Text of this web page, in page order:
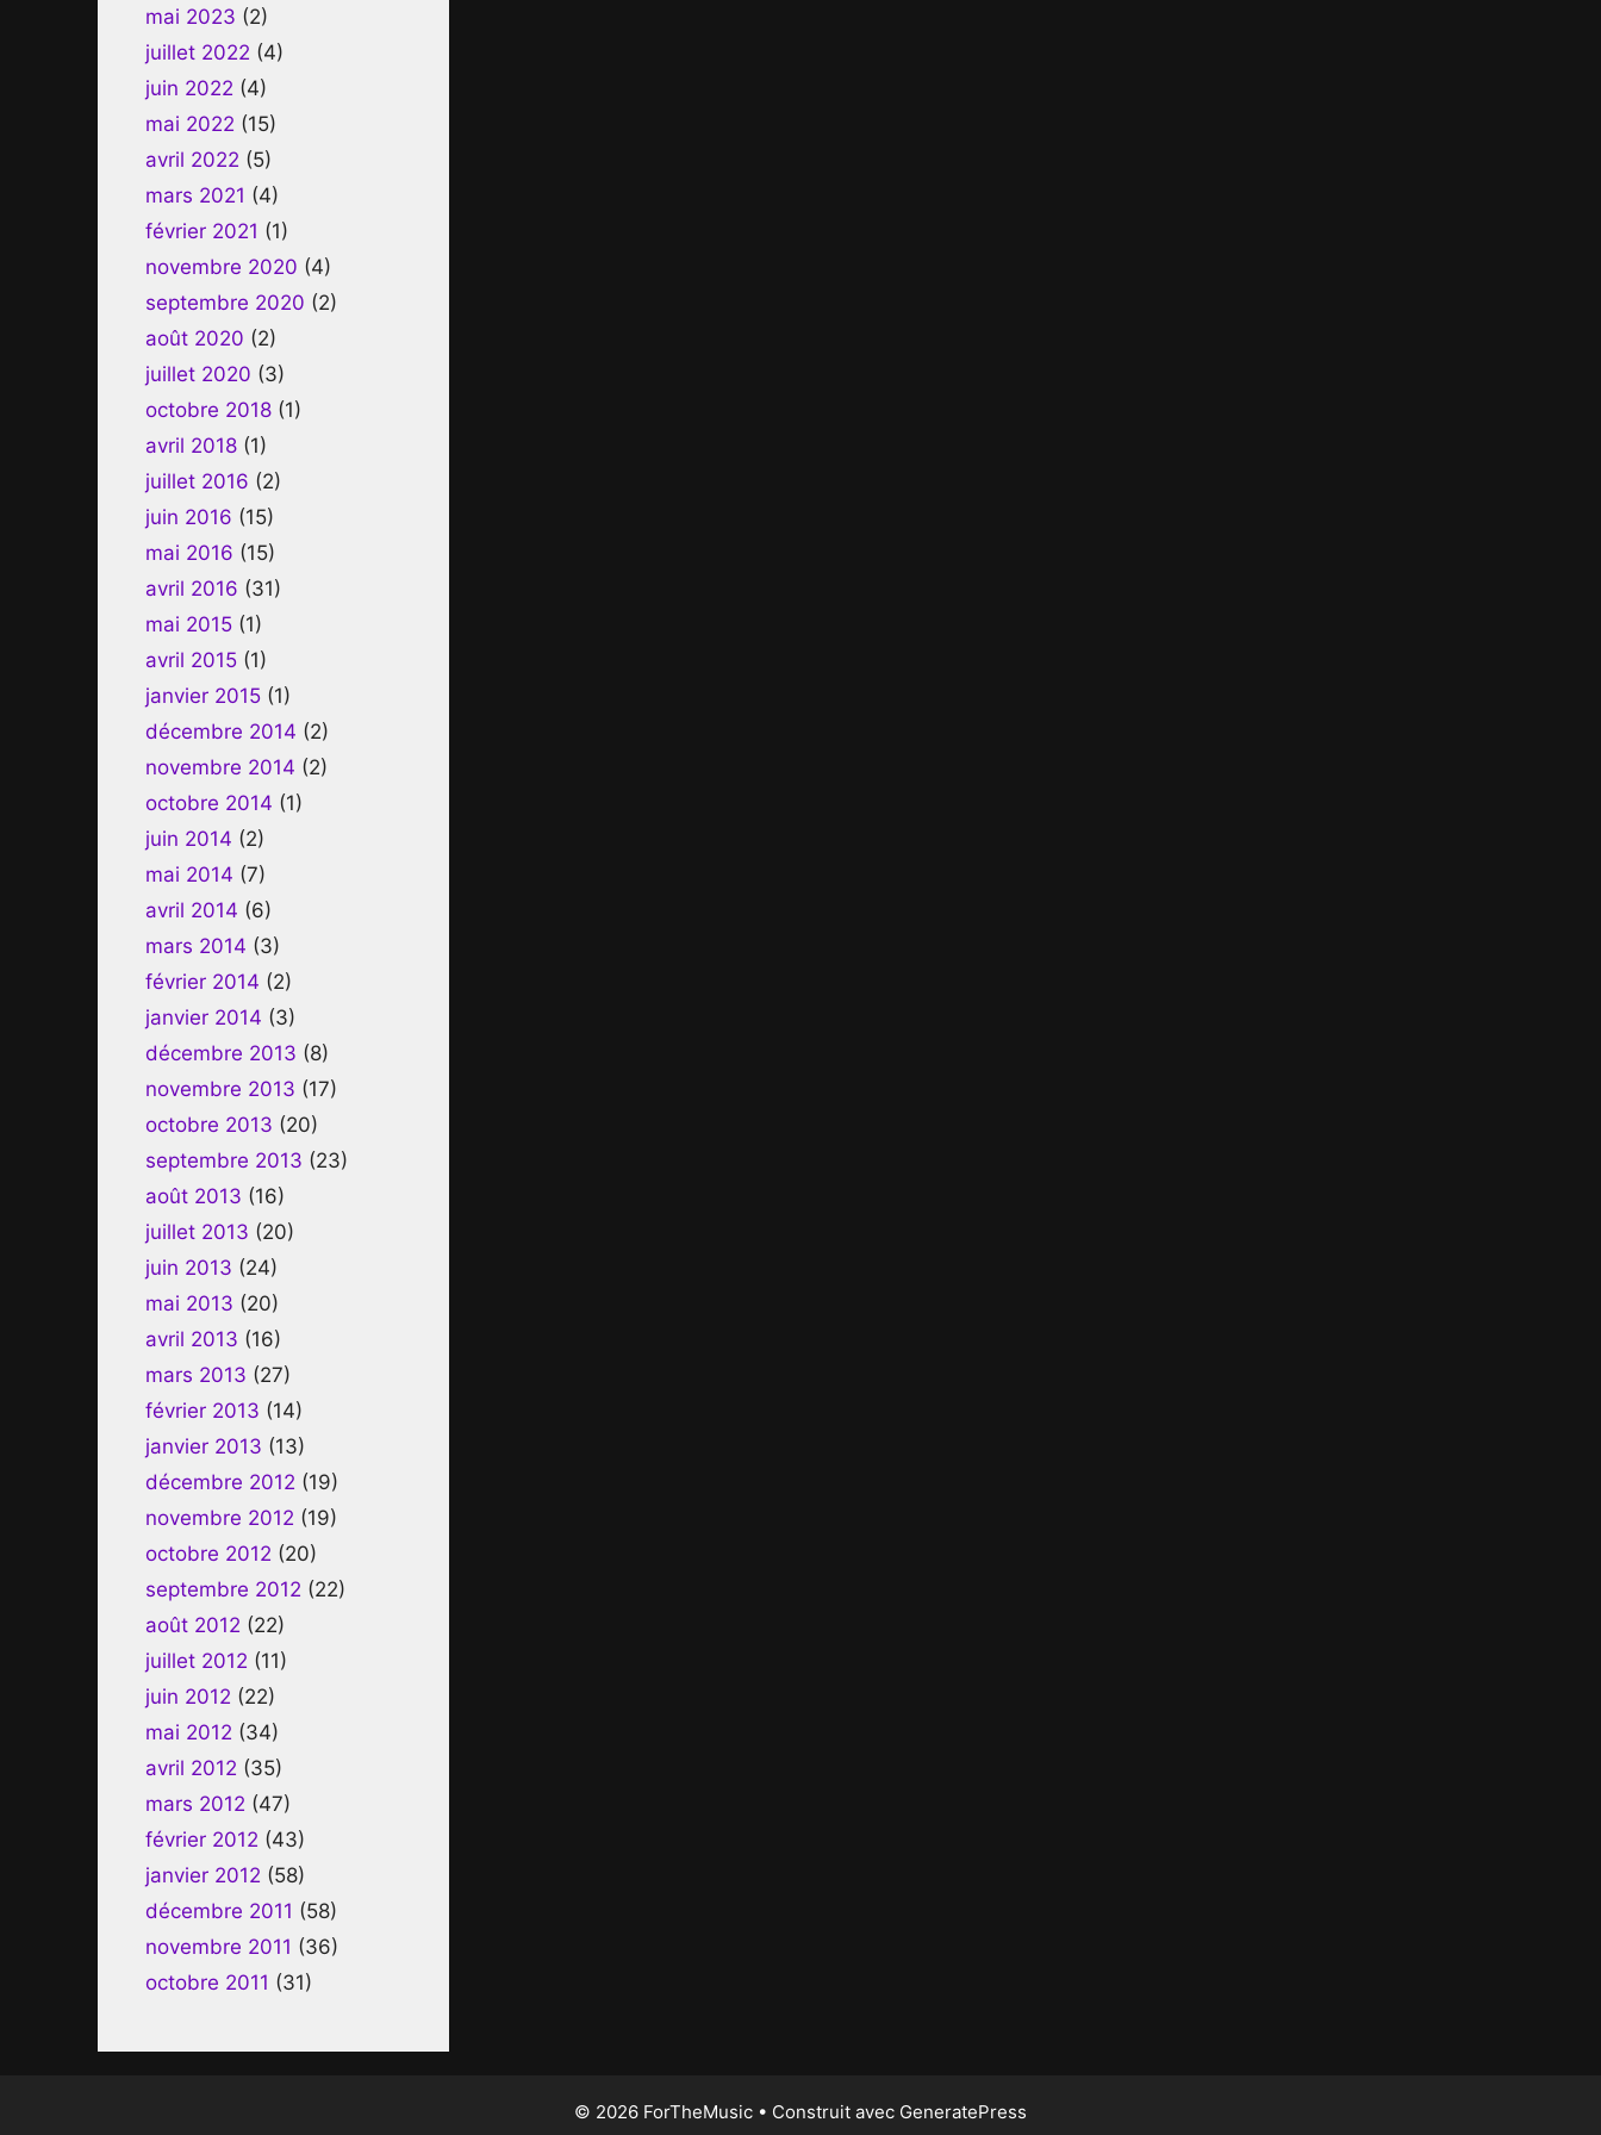
mai 2023 (2)
juillet 2022 (4)
juin 2022 (4)
mai 2022 (15)
avril 2022 (5)
mars 2021 (4)
février 2021 (1)
novembre 2020 (4)
septembre 2020 (2)
août 2020 (2)
juillet 2020 (3)
octobre 2018 (1)
avril 2018 (1)
juillet 2016 (2)
juin 2016 (15)
mai 2016 (15)
avril 2016 (31)
mai 2015 (1)
avril 2015 (1)
janvier 2015 (1)
décembre 2014 (2)
novembre 2014 (2)
octobre 2014 (1)
juin 2014 (2)
mai 2014 (7)
avril 2014 (6)
mars 2014 (3)
février 2014 (2)
janvier 2014 (3)
décembre 2013 (8)
novembre 2013 (17)
octobre 2013 (20)
septembre 2013 (23)
août 2013 (16)
juillet 2013 (20)
juin 2013 (24)
mai 2013 (20)
avril 2013 (16)
mars 2013 (27)
février 2013 (14)
janvier 2013 (13)
décembre 2012 (19)
novembre 2012 (19)
octobre 2012 (20)
septembre 2012 (22)
août 2012 (22)
juillet 2012 (11)
juin 2012 (22)
mai 2012 (34)
avril 2012 (35)
mars 2012 (47)
février 2012 (43)
janvier 2012 (58)
décembre 2011 (58)
novembre 2011 (36)
octobre 2011 (31)
© 2026 ForTheMusic • Construit avec GeneratePress